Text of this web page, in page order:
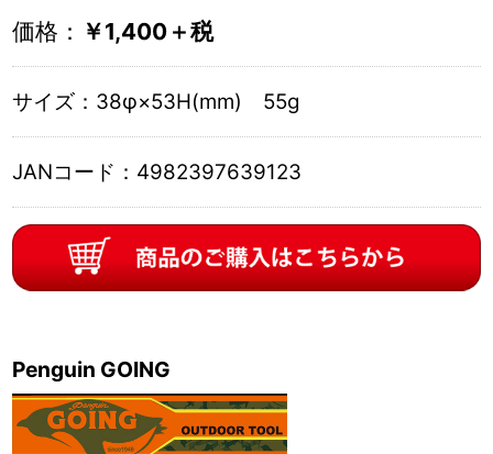
価格： ￥1,400＋税
サイズ： 38φ×53H(mm) 55g
JANコード： 4982397639123
Penguin GOING